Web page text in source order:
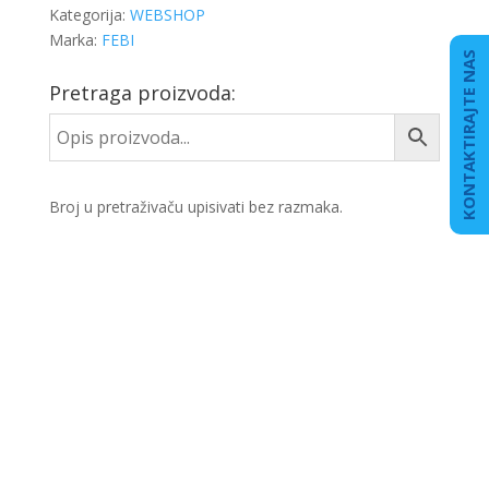
Kategorija: WEBSHOP
Marka: FEBI
Pretraga proizvoda:
Broj u pretraživaču upisivati bez razmaka. KONTAKTIRAJTE NAS